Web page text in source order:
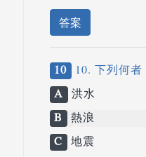
答案
10 10. 下列何
A 洪水
B 熱浪
C 地震